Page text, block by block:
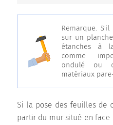
Remarque.
sur un
étanches à
comme
ondulé ou
matériaux
Si la pose des feuilles de
partir du mur situé en